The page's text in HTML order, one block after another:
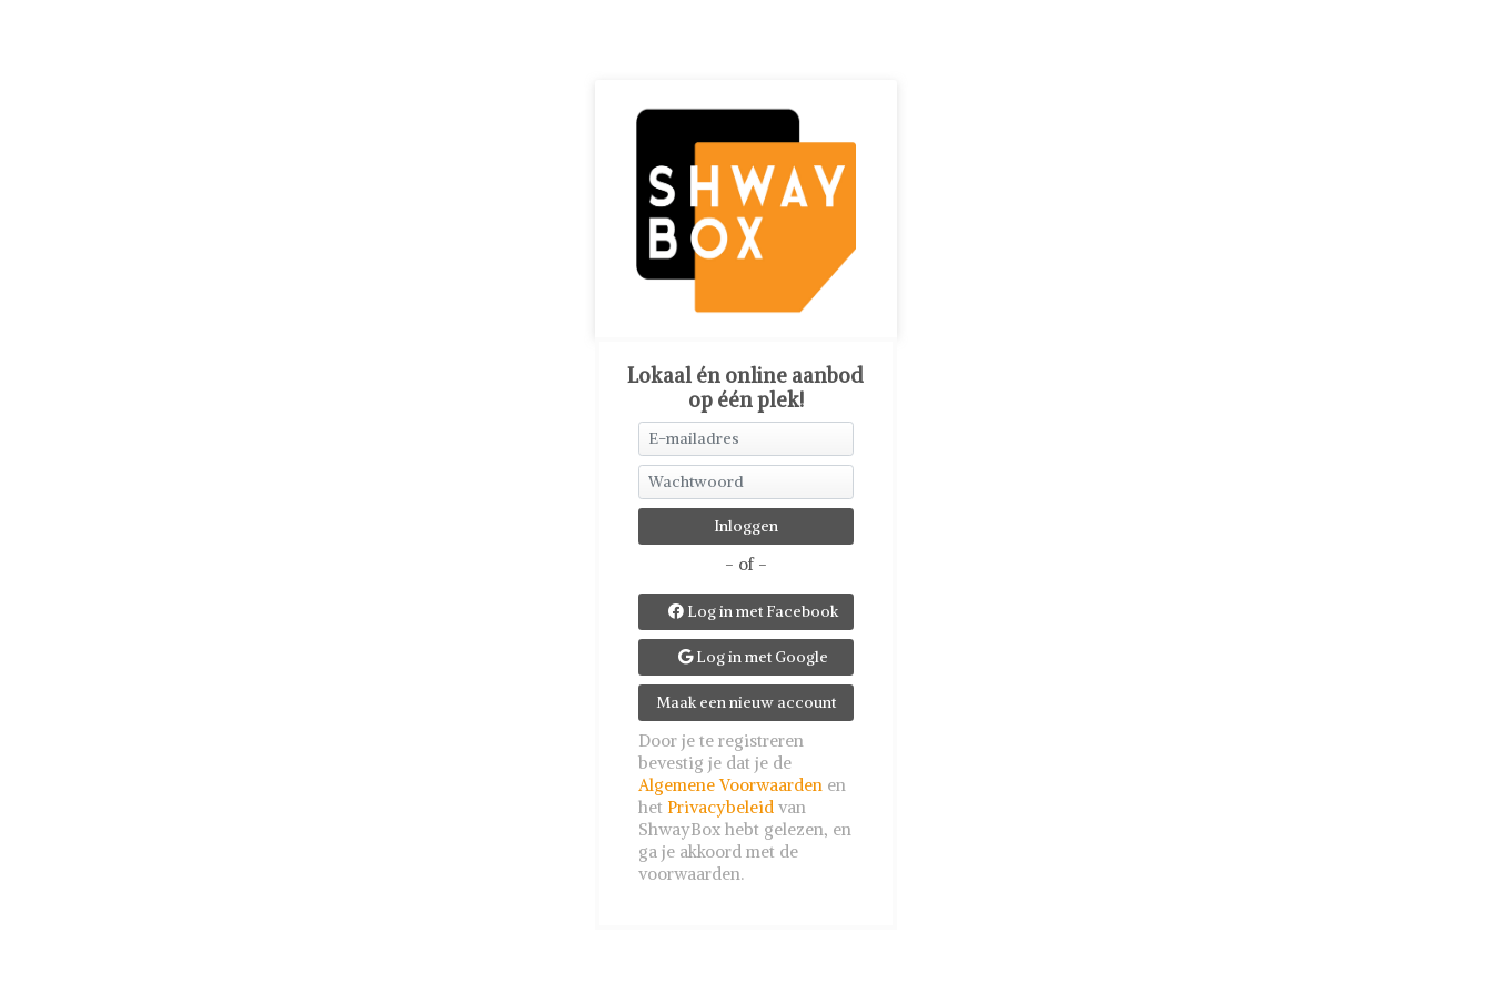
Lokaal én online aanbod
op één plek!
- of -
 Log in met Facebook
Log in met Google
Maak een nieuw account
Door je te registreren
bevestig je dat je de
Algemene Voorwaarden en
het Privacybeleid van
ShwayBox hebt gelezen, en
ga je akkoord met de
voorwaarden.